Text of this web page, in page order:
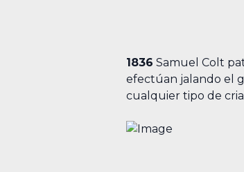
1836 Samuel Colt
efectúan jalando el
cualquier tipo de